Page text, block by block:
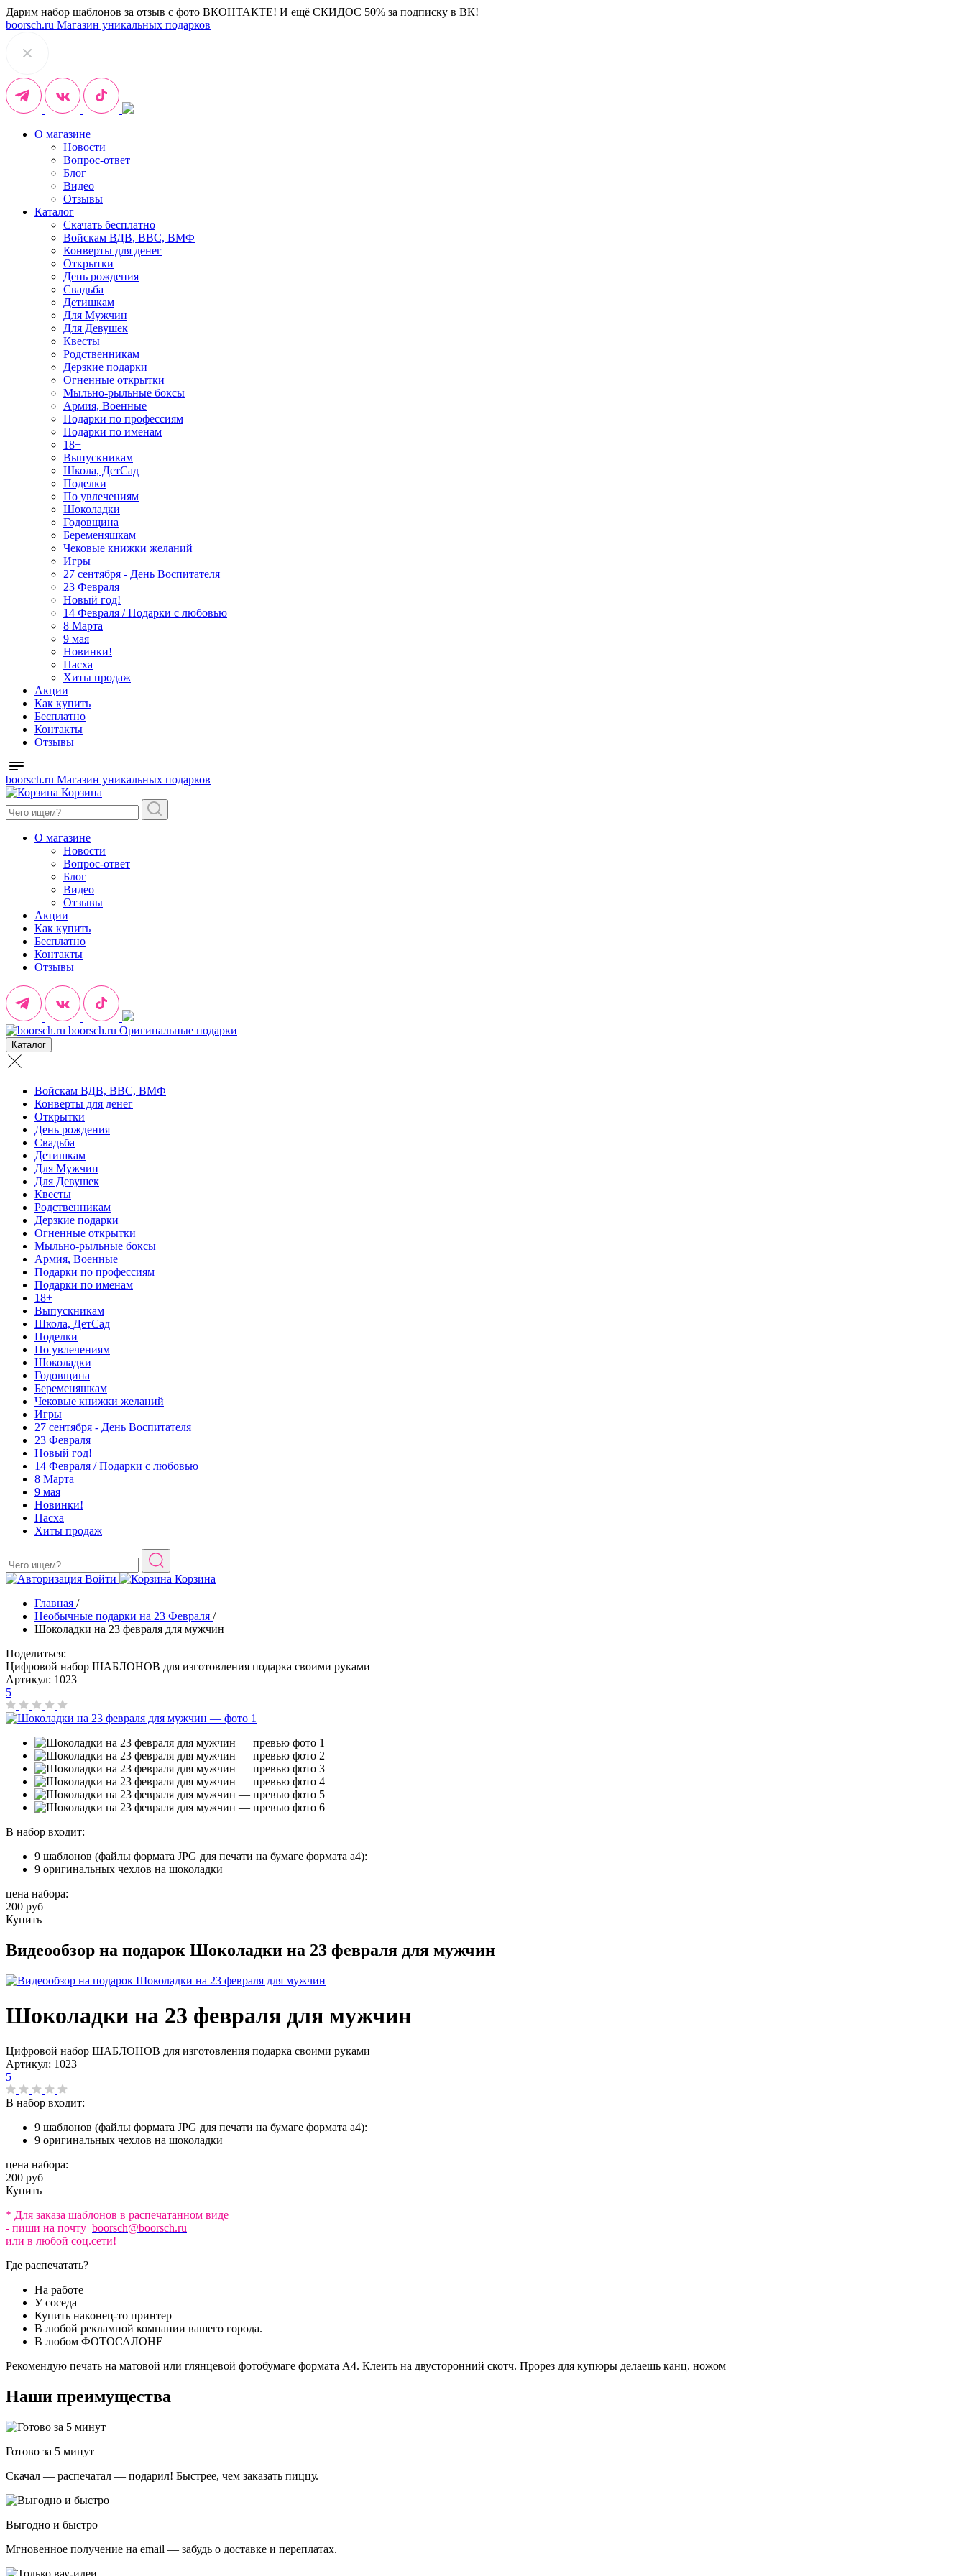
Дарим набор шаблонов за отзыв с фото ВКОНТАКТЕ! И ещё СКИДОС 50% за подписку в ВК!
boorsch.ru Магазин уникальных подарков
О магазине
Новости
Вопрос-ответ
Блог
Видео
Отзывы
Каталог
Скачать бесплатно
Войскам ВДВ, ВВС, ВМФ
Конверты для денег
Открытки
День рождения
Свадьба
Детишкам
Для Мужчин
Для Девушек
Квесты
Родственникам
Дерзкие подарки
Огненные открытки
Мыльно-рыльные боксы
Армия, Военные
Подарки по профессиям
Подарки по именам
18+
Выпускникам
Школа, ДетСад
Поделки
По увлечениям
Шоколадки
Годовщина
Беременяшкам
Чековые книжки желаний
Игры
27 сентября - День Воспитателя
23 Февраля
Новый год!
14 Февраля / Подарки с любовью
8 Марта
9 мая
Новинки!
Пасха
Хиты продаж
Акции
Как купить
Бесплатно
Контакты
Отзывы
boorsch.ru Магазин уникальных подарков
Корзина
О магазине
Новости
Вопрос-ответ
Блог
Видео
Отзывы
Акции
Как купить
Бесплатно
Контакты
Отзывы
boorsch.ru Оригинальные подарки
Каталог
Войскам ВДВ, ВВС, ВМФ
Конверты для денег
Открытки
День рождения
Свадьба
Детишкам
Для Мужчин
Для Девушек
Квесты
Родственникам
Дерзкие подарки
Огненные открытки
Мыльно-рыльные боксы
Армия, Военные
Подарки по профессиям
Подарки по именам
18+
Выпускникам
Школа, ДетСад
Поделки
По увлечениям
Шоколадки
Годовщина
Беременяшкам
Чековые книжки желаний
Игры
27 сентября - День Воспитателя
23 Февраля
Новый год!
14 Февраля / Подарки с любовью
8 Марта
9 мая
Новинки!
Пасха
Хиты продаж
Войти
Корзина
Главная /
Необычные подарки на 23 Февраля /
Шоколадки на 23 февраля для мужчин
Поделиться:
Цифровой набор ШАБЛОНОВ для изготовления подарка своими руками
Артикул: 1023
5
В набор входит:
9 шаблонов (файлы формата JPG для печати на бумаге формата а4):
9 оригинальных чехлов на шоколадки
цена набора:
200 руб
Купить
Видеообзор на подарок Шоколадки на 23 февраля для мужчин
Шоколадки на 23 февраля для мужчин
Цифровой набор ШАБЛОНОВ для изготовления подарка своими руками
Артикул: 1023
5
В набор входит:
9 шаблонов (файлы формата JPG для печати на бумаге формата а4):
9 оригинальных чехлов на шоколадки
цена набора:
200 руб
Купить
* Для заказа шаблонов в распечатанном виде
- пиши на почту boorsch@boorsch.ru
или в любой соц.сети!
Где распечатать?
На работе
У соседа
Купить наконец-то принтер
В любой рекламной компании вашего города.
В любом ФОТОСАЛОНЕ
Рекомендую печать на матовой или глянцевой фотобумаге формата А4. Клеить на двусторонний скотч. Прорез для купюры делаешь канц. ножом
Наши преимущества
Готово за 5 минут
Скачал — распечатал — подарил! Быстрее, чем заказать пиццу.
Выгодно и быстро
Мгновенное получение на email — забудь о доставке и переплатах.